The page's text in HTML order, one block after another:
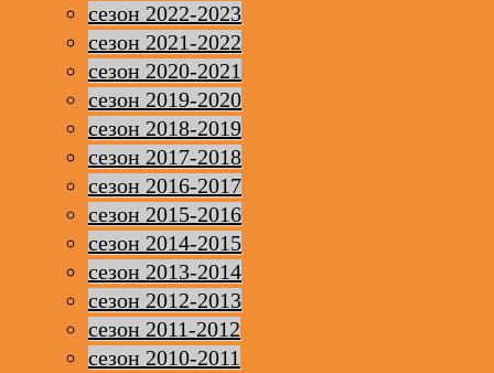
сезон 2022-2023
сезон 2021-2022
сезон 2020-2021
сезон 2019-2020
сезон 2018-2019
сезон 2017-2018
сезон 2016-2017
сезон 2015-2016
сезон 2014-2015
сезон 2013-2014
сезон 2012-2013
сезон 2011-2012
сезон 2010-2011